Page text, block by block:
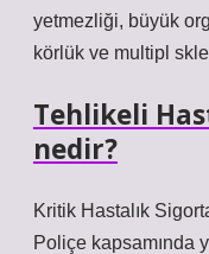
yetmezliği, büyük
körlük ve multipl
Tehlikeli
nedir?
Kritik Hastalık
Poliçe kapsamında